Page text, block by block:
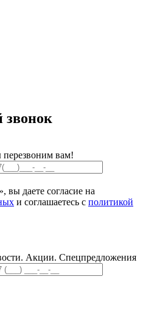
звонок
перезвоним вам!
даете согласие на
и соглашаетесь с политикой
Акции. Спецпредложения